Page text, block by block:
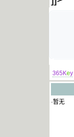
365Key
·暂无